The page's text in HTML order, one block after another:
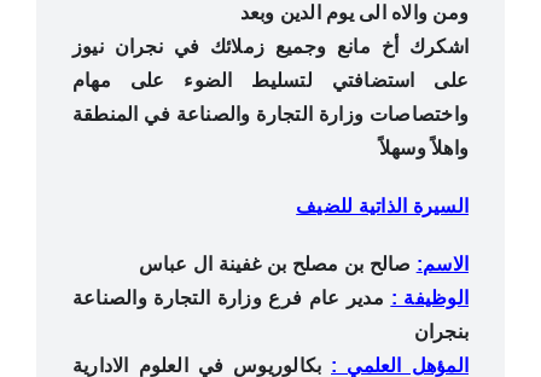
ومن والاه الى يوم الدين وبعد
اشكرك أخ مانع وجميع زملائك في نجران نيوز
على استضافتي لتسليط الضوء على مهام
واختصاصات وزارة التجارة والصناعة في المنطقة
واهلاً وسهلاً
السيرة الذاتية للضيف
الاسم: صالح بن مصلح بن غفينة ال عباس
الوظيفة : مدير عام فرع وزارة التجارة والصناعة
بنجران
المؤهل العلمي : بكالوريوس في العلوم الادارية